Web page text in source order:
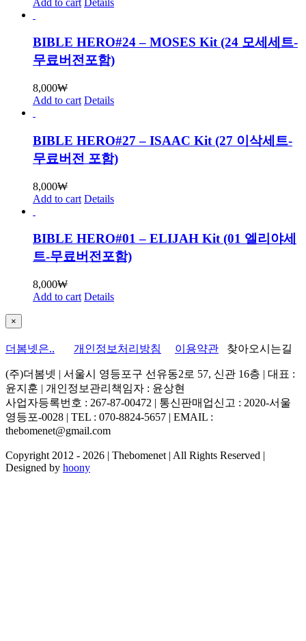
BIBLE HERO#24 – MOSES Kit (24 모세세트-
무료버전포함)
8,000₩
Add to cart Details
BIBLE HERO#27 – ISAAC Kit (27 이삭세트-
무료버전 포함)
8,000₩
Add to cart Details
BIBLE HERO#01 – ELIJAH Kit (01 엘리야세
트-무료버전포함)
8,000₩
Add to cart Details
Close
product
view
×
더봄넷은.. 개인정보처리방침 이용약관 찾아오시는길
(주)더봄넷 | 서울시 영등포구 선유동2로 57, 신관 16층 | 대표 :
윤지훈 | 개인정보관리책임자 : 윤상현
사업자등록번호 : 267-87-00472 | 통신판매업신고 : 2020-서울
영등포-0028 | TEL : 070-8824-5657 | EMAIL :
thebomenet@gmail.com
Copyright 2012 - 2026 | Thebomenet | All Rights Reserved |
Designed by hoony